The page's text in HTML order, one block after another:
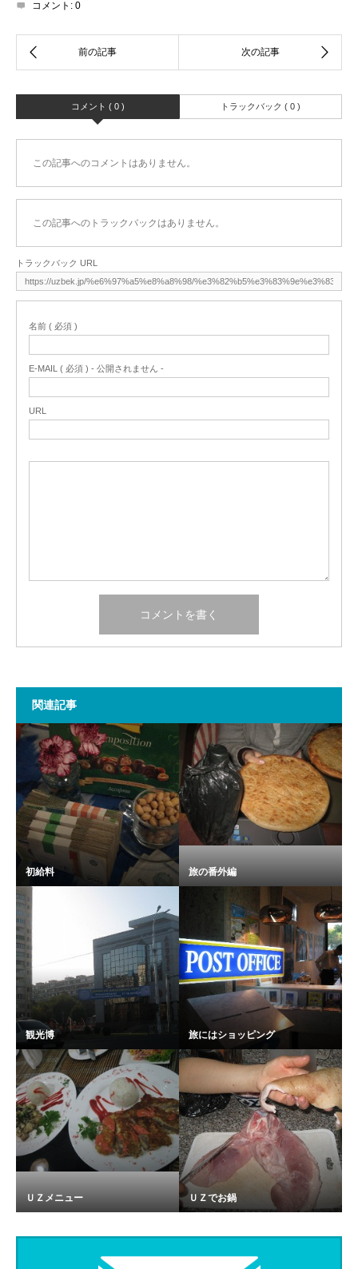
コメント: 0
コメント ( 0 ) トラックバック ( 0 )
この記事へのコメントはありません。
この記事へのトラックバックはありません。
トラックバック URL
名前 ( 必須 )
E-MAIL ( 必須 ) - 公開されません -
URL
関連記事
初給料 旅の番外編
観光博 旅にはショッピング
ＵＺメニュー ＵＺでお鍋